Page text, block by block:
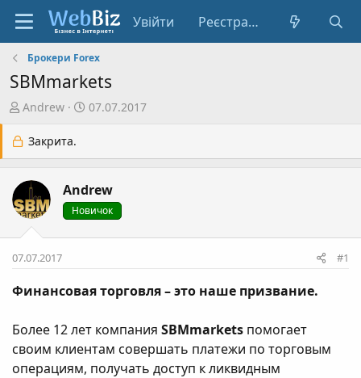
Увійти Реєстрація
Брокери Forex
SBMmarkets
А
т
о
е
и
Andrew
Д
а
т
в
о
р
н
07.07.2017
Закрита.
Andrew
Новичок
07.07.2017 #1
Финансовая торговля – это наше призвание.
Более 12 лет компания SBMmarkets помогает
своим клиентам совершать платежи по торговым
операциям, получать доступ к ликвидным